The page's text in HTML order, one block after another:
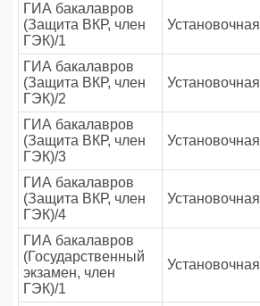
ГИА бакалавров
(Защита ВКР, член
ГЭК)/1
Установочная
ГИА бакалавров
(Защита ВКР, член
ГЭК)/2
Установочная
ГИА бакалавров
(Защита ВКР, член
ГЭК)/3
Установочная
ГИА бакалавров
(Защита ВКР, член
ГЭК)/4
Установочная
ГИА бакалавров
(Государственный
экзамен, член
ГЭК)/1
Установочная